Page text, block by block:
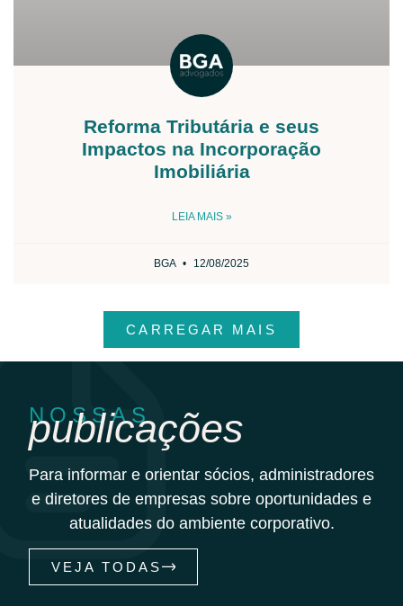
Reforma Tributária e seus
Impactos na Incorporação
Imobiliária
LEIA MAIS »
BGA 12/08/2025
CARREGAR MAIS
NOSSAS
publicações
Para informar e orientar sócios, administradores
e diretores de empresas sobre oportunidades e
atualidades do ambiente corporativo.
VEJA TODAS